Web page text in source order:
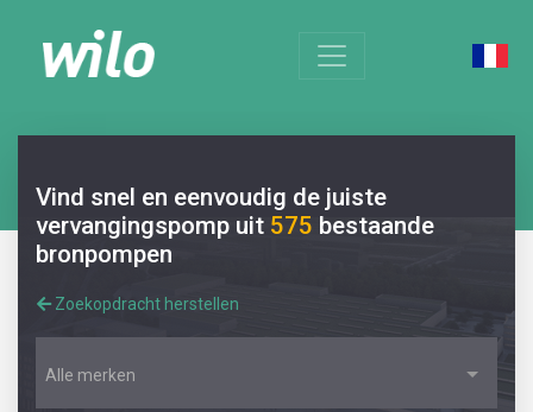
Vind snel en eenvoudig de juiste
vervangingspomp uit 575 bestaande
bronpompen
Zoekopdracht herstellen
Alle merken